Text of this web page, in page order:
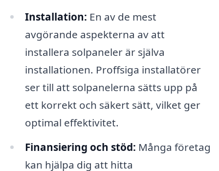
Installation: En av de mest
avgörande aspekterna av att
installera solpaneler är själva
installationen. Proffsiga installatörer
ser till att solpanelerna sätts upp på
ett korrekt och säkert sätt, vilket ger
optimal effektivitet.
Finansiering och stöd: Många företag
kan hjälpa dig att hitta